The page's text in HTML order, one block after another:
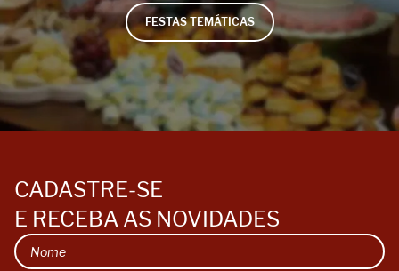
FESTAS TEMÁTICAS
CADASTRE-SE
E RECEBA AS NOVIDADES